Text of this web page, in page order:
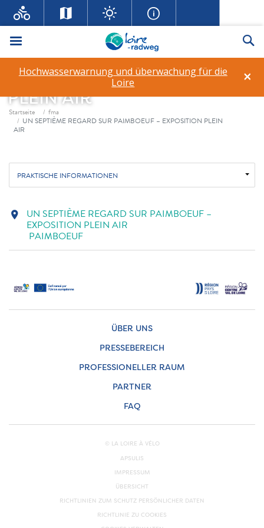
Menü
×
Hochwasserwarnung und überwachung für die
Loire
UN SEPTIÈME REGARD SUR
PAIMBOEUF – EXPOSITION
PLEIN AIR
Fil d'ariane
Startseite
fma
UN SEPTIÈME REGARD SUR PAIMBOEUF – EXPOSITION PLEIN
AIR
PRAKTISCHE INFORMATIONEN
location_on UN SEPTIÈME REGARD SUR PAIMBOEUF –
EXPOSITION PLEIN AIR
PAIMBOEUF
ÜBER UNS
PRESSEBEREICH
PROFESSIONELLER RAUM
PARTNER
FAQ
© LA LOIRE À VÉLO
APSULIS
IMPRESSUM
ÜBERSICHT
RICHTLINIEN ZUM SCHUTZ PERSÖNLICHER DATEN
RICHTLINIE ZU COOKIES